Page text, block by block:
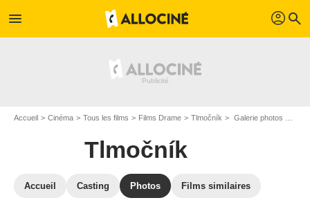
menu profil search
Accueil Cinéma Tous les films Films Drame Tlmočník Galerie photos du film Tlmočník
Tlmočník
Accueil Casting Photos Films similaires